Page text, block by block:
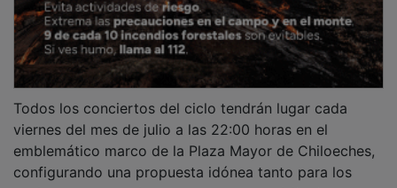
viernes del mes de julio a las 22:00 horas en el
emblemático marco de la Plaza Mayor de Chiloeches,
configurando una propuesta idónea tanto para los
vecinos de la localidad como para los visitantes que